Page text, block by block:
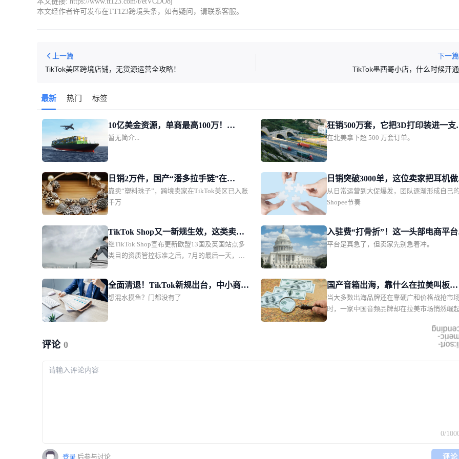
本文经作者许可发布在TT123跨境头条，如有疑问，请联系客服。
上一篇
TikTok美区跨境店铺，无货源运营全攻略！
下一篇
TikTok墨西哥小店，什么时候开通
最新 热门 标签
10亿美金资源，单商最高100万！
TikTok Shop美区POP发布新锐跨境商
暂无简介...
狂销500万套，它把3D打印装进一支
笔！
在北美拿下超 500 万套订单。
日销2万件，国产“潘多拉手链”在
TikTok美区爆单
靠卖“塑料珠子”，跨境卖家在TikTok美区已入账
千万
日销突破3000单，这位卖家把耳机
了东南亚年轻人的时尚单品
从日常运营到大促爆发，团队逐渐形成自己的
Shopee节奏
TikTok Shop又一新规生效，这类卖家
务必及时补齐资质
继TikTok Shop宣布更新欧盟13国及英国站点多
类目的资质管控标准之后，7月的最后一天，
具、化妆品、母婴5大平台核心热销品类进行全
方位“纠错补漏”，泰国站此次剑指的类目，是颇
入驻费“打骨折”！这一头部电商平
需中国卖家回血
平台是真急了，但卖家先别急着冲。
全面清退！TikTok新规出台，中小商家
更难躺赢
想混水摸鱼？门都没有了
国产音箱出海，靠什么在拉美叫板
JBL？一场由数百位本土红人完成的
任众筹
当大多数出海品牌还在靠硬广和价格战抢市场
时，一家中国音频品牌却在拉美市场悄然崛起
评论 0
0/
登录 后参与讨论 评论